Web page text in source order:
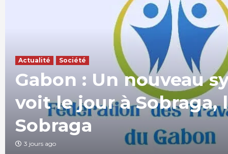
Actualité Société
Gabon : Un nouveau
voit le jour à Sobraga,
Sobraga
3 jours ago